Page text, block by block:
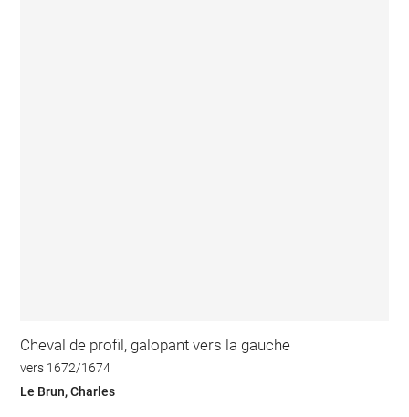
Cheval de profil, galopant vers la gauche
vers 1672/1674
Le Brun, Charles